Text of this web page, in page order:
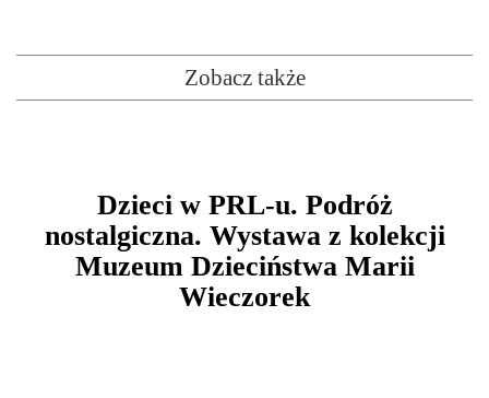
Zobacz także
Dzieci w PRL-u. Podróż
nostalgiczna. Wystawa z kolekcji
Muzeum Dzieciństwa Marii
Wieczorek